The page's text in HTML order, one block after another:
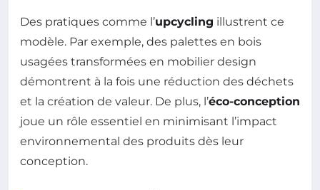
Des pratiques comme l’upcycling illustrent ce
modèle. Par exemple, des palettes en bois
usagées transformées en mobilier design
démontrent à la fois une réduction des déchets
et la création de valeur. De plus, l’éco-conception
joue un rôle essentiel en minimisant l’impact
environnemental des produits dès leur
conception.